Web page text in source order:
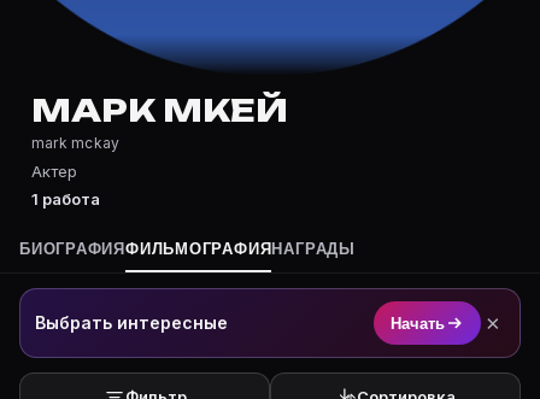
Марк Мкей — Актер. Биография и роли на карточке
Где открыть фильмографию Марк Мкей?
На Movie Planner: https://movie-planner.ru/s/
МАРК МКЕЙ
mark mckay
Актер
1 работа
БИОГРАФИЯФИЛЬМОГРАФИЯ НАГРАДЫ
Выбрать интересные Начать ×